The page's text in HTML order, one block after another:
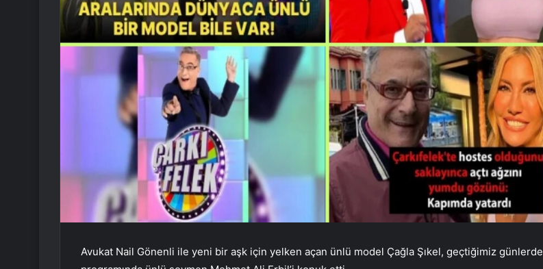
Avukat Nail Gönenli ile yeni bir aşk için yelken açan ünlü model Çağla Şıkel, geçtiğimiz günlerde